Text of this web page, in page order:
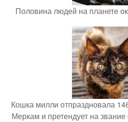
Половина людей на планете
Кошка милли отпраздновала
Меркам и претендует на